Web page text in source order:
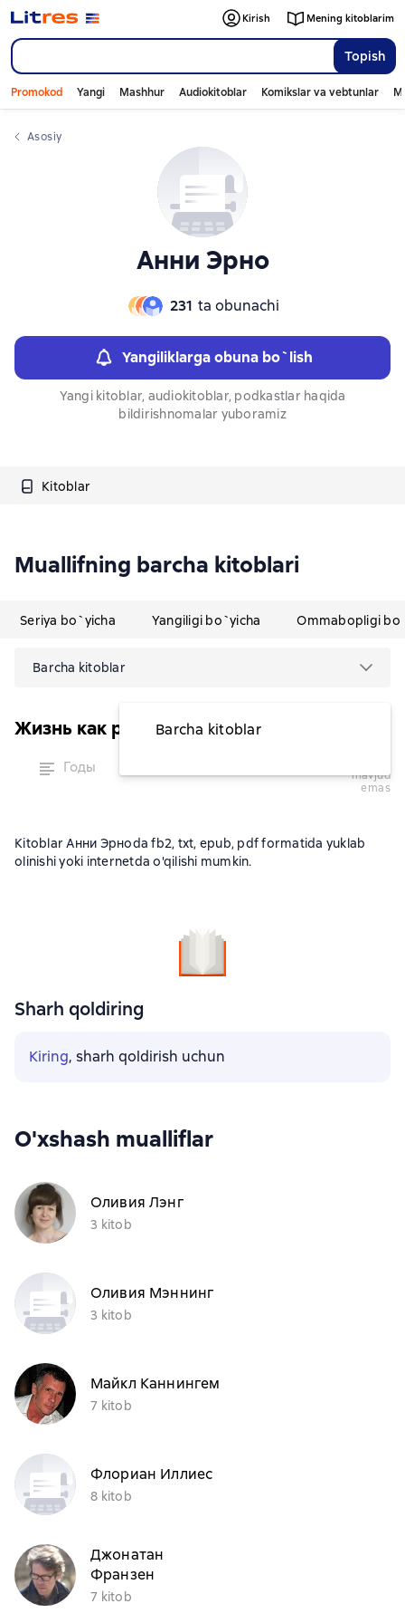
Topish
Kirish Mening kitoblarim
Promokod Yangi Mashhur Audiokitoblar Komikslar va vebtunlar
Asosiy
Анни Эрно
231 ta obunachi
Yangiliklarga obuna bo`lish
Yangi kitoblar, audiokitoblar, podkastlar haqida
bildirishnomalar yuboramiz
Kitoblar
Muallifning barcha kitoblari
Seriya bo`yicha Yangiligi bo`yicha Ommabopligi
Barcha kitoblar
Barcha kitoblar
Жизнь как роман
Годы
mavjud
emas
Kitoblar Анни Эрноda fb2, txt, epub, pdf formatida yuklab
olinishi yoki internetda o'qilishi mumkin.
Sharh qoldiring
Kiring, sharh qoldirish uchun
O'xshash mualliflar
Оливия Лэнг
3 kitob
Оливия Мэннинг
3 kitob
Майкл Каннингем
7 kitob
Флориан Иллиес
8 kitob
Джонатан
Франзен
7 kitob